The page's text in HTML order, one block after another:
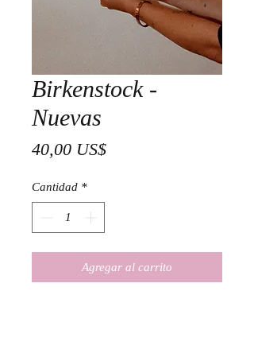
Birkenstock -
Nuevas
40,00 US$Precio
Cantidad *
Agregar al carrito